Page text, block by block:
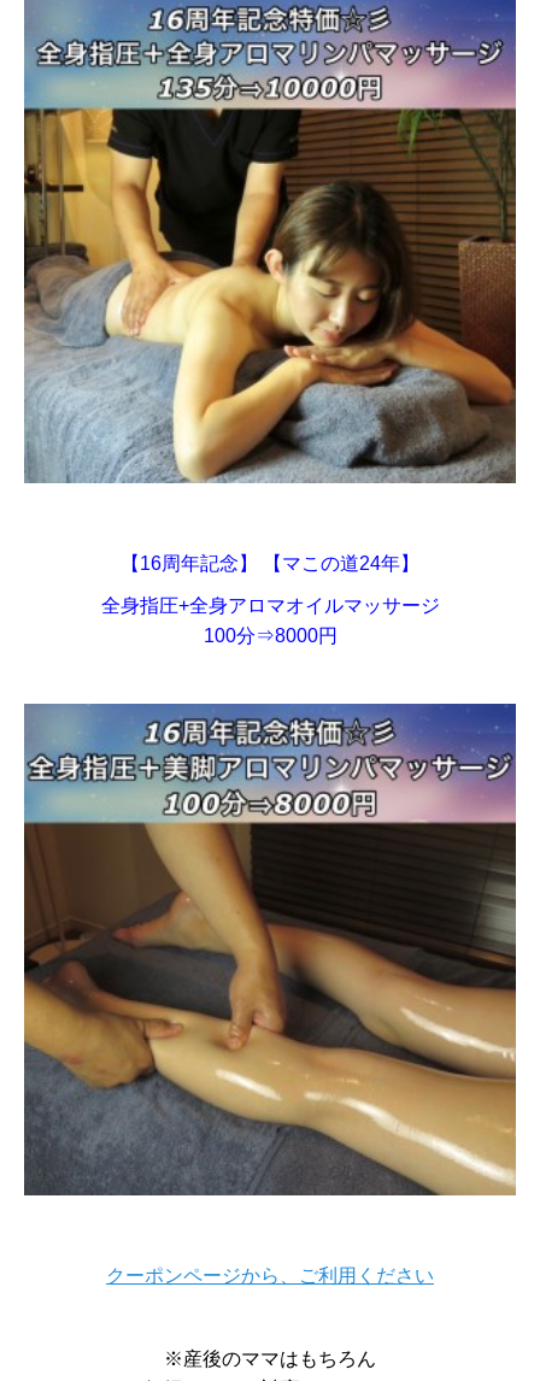
【16周年記念】 【マこの道24年】
全身指圧+全身アロマオイルマッサージ
100分⇒8000円
クーポンページから、ご利用ください
※産後のママはもちろん